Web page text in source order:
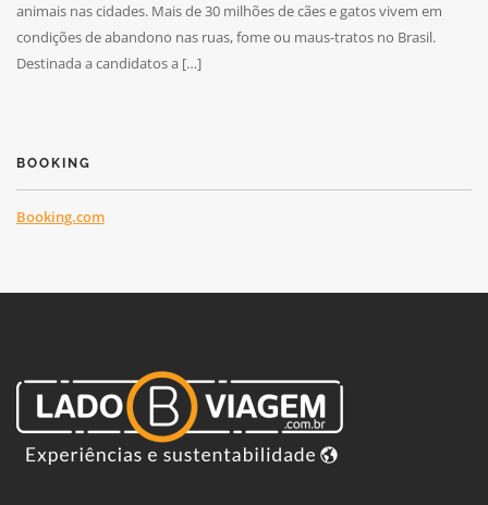
animais nas cidades. Mais de 30 milhões de cães e gatos vivem em
condições de abandono nas ruas, fome ou maus-tratos no Brasil.
Destinada a candidatos a […]
BOOKING
Booking.com